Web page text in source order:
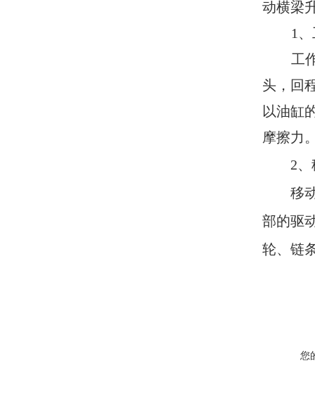
动横梁
1
工
头，回
以油缸
摩擦力
2
移
部的驱
轮、链
您